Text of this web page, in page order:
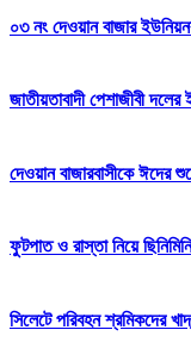
০৩ নং দেওয়ান বাজার
জাতীয়তাবাদী পেশাজীবী
দেওয়ান বাজারবাসীকে ঈদের
ফুটপাত ও রাস্তা নিয়ে
সিলেটে পরিবহন শ্রমিকদের